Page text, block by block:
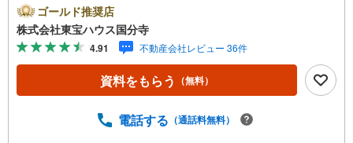
のご連絡をおすすめいたします。「室内・現地を見学す
る」ボタンよりご予約いただくと、スムーズにご案内可能
です。事前に鍵の手配や内覧準備が必要な場合がございま
すのでご了承ください。◆TOHO HOUSE CLUB◆弊社で売
買いただいたお客様はTOHO HOUSE CLUBにご加入いただ
けます。10～20、30年後のリフォーム、保険やローンの見
ご提供いたします。◆FPによるライフサポート◆専属ファ
ゴールド推奨店
株式会社東宝ハウス国分寺
4.91 不動産会社レビュー 36件
資料をもらう （無料）
電話する （通話料無料）